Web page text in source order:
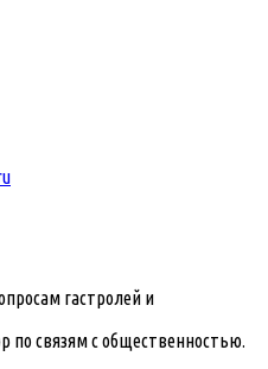
гастролей и
по связям с общественностью.